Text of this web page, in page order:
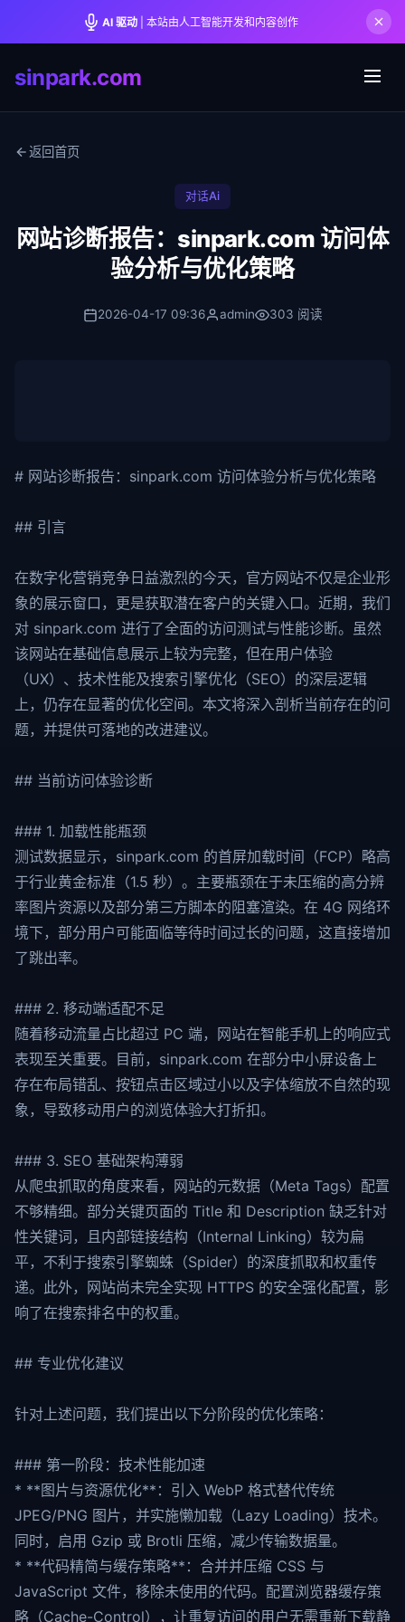
AI 驱动| 本站由人工智能开发和内容创作
sinpark.com
返回首页
对话Ai
网站诊断报告：sinpark.com 访问体
验分析与优化策略
2026-04-17 09:36 admin 303 阅读
# 网站诊断报告：sinpark.com 访问体验分析与优化策略
## 引言
在数字化营销竞争日益激烈的今天，官方网站不仅是企业形
象的展示窗口，更是获取潜在客户的关键入口。近期，我们
对 sinpark.com 进行了全面的访问测试与性能诊断。虽然
该网站在基础信息展示上较为完整，但在用户体验
（UX）、技术性能及搜索引擎优化（SEO）的深层逻辑
上，仍存在显著的优化空间。本文将深入剖析当前存在的问
题，并提供可落地的改进建议。
## 当前访问体验诊断
### 1. 加载性能瓶颈
测试数据显示，sinpark.com 的首屏加载时间（FCP）略高
于行业黄金标准（1.5 秒）。主要瓶颈在于未压缩的高分辨
率图片资源以及部分第三方脚本的阻塞渲染。在 4G 网络环
境下，部分用户可能面临等待时间过长的问题，这直接增加
了跳出率。
### 2. 移动端适配不足
随着移动流量占比超过 PC 端，网站在智能手机上的响应式
表现至关重要。目前，sinpark.com 在部分中小屏设备上
存在布局错乱、按钮点击区域过小以及字体缩放不自然的现
象，导致移动用户的浏览体验大打折扣。
### 3. SEO 基础架构薄弱
从爬虫抓取的角度来看，网站的元数据（Meta Tags）配置
不够精细。部分关键页面的 Title 和 Description 缺乏针对
性关键词，且内部链接结构（Internal Linking）较为扁
平，不利于搜索引擎蜘蛛（Spider）的深度抓取和权重传
递。此外，网站尚未完全实现 HTTPS 的安全强化配置，影
响了在搜索排名中的权重。
## 专业优化建议
针对上述问题，我们提出以下分阶段的优化策略：
### 第一阶段：技术性能加速
* **图片与资源优化**：引入 WebP 格式替代传统
JPEG/PNG 图片，并实施懒加载（Lazy Loading）技术。
同时，启用 Gzip 或 Brotli 压缩，减少传输数据量。
* **代码精简与缓存策略**：合并并压缩 CSS 与
JavaScript 文件，移除未使用的代码。配置浏览器缓存策
略（Cache-Control），让重复访问的用户无需重新下载静